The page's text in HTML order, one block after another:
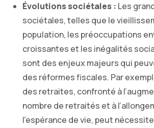
Évolutions sociétales : Les
sociétales, telles que le
population, les préoccupations
croissantes et les inégalités
sont des enjeux majeurs qui
des réformes fiscales. Par
des retraites, confronté à
nombre de retraités et à
l’espérance de vie, peut